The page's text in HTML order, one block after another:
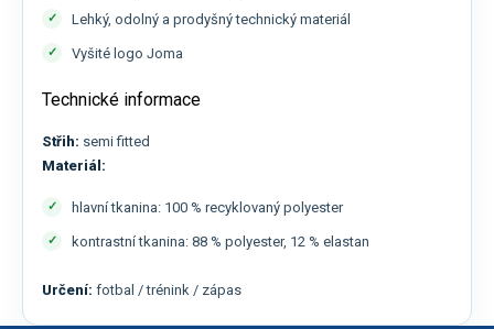
Lehký, odolný a prodyšný technický materiál
Vyšité logo Joma
Technické informace
Střih: semi fitted
Materiál:
hlavní tkanina: 100 % recyklovaný polyester
kontrastní tkanina: 88 % polyester, 12 % elastan
Určení: fotbal / trénink / zápas